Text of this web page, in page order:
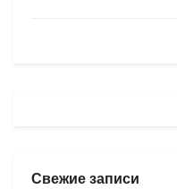
Свежие записи